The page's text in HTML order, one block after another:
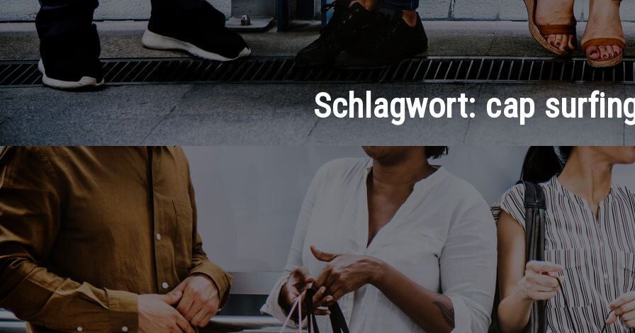
Schlagwort:cap